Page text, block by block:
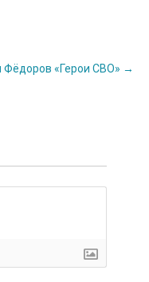
Фёдоров «Герои СВО» →